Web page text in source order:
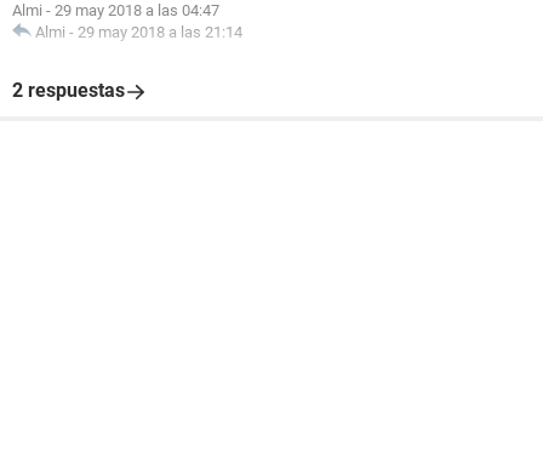
Almi - 29 may 2018 a las 04:47
Almi - 29 may 2018 a las 21:14
2 respuestas